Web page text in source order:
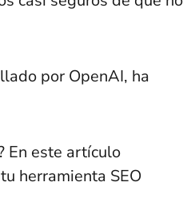
por OpenAI, ha
En este artículo
herramienta SEO